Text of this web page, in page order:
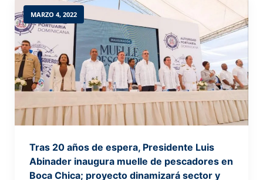
MARZO 4, 2022
Tras 20 años de espera, Presidente Luis
Abinader inaugura muelle de pescadores en
Boca Chica; proyecto dinamizará sector y